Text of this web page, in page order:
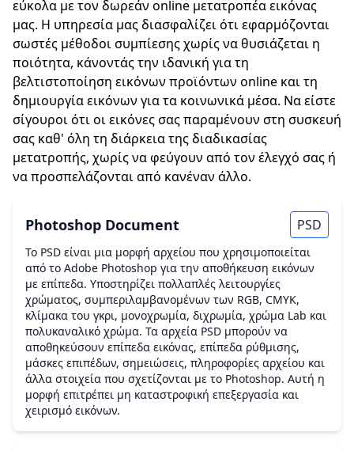
εύκολα με τον δωρεάν online μετατροπέα εικόνας
μας. Η υπηρεσία μας διασφαλίζει ότι εφαρμόζονται
σωστές μέθοδοι συμπίεσης χωρίς να θυσιάζεται η
ποιότητα, κάνοντάς την ιδανική για τη
βελτιστοποίηση εικόνων προϊόντων online και τη
δημιουργία εικόνων για τα κοινωνικά μέσα. Να είστε
σίγουροι ότι οι εικόνες σας παραμένουν στη συσκευή
σας καθ' όλη τη διάρκεια της διαδικασίας
μετατροπής, χωρίς να φεύγουν από τον έλεγχό σας ή
να προσπελάζονται από κανέναν άλλο.
Photoshop Document PSD
Το PSD είναι μια μορφή αρχείου που χρησιμοποιείται
από το Adobe Photoshop για την αποθήκευση εικόνων
με επίπεδα. Υποστηρίζει πολλαπλές λειτουργίες
χρώματος, συμπεριλαμβανομένων των RGB, CMYK,
κλίμακα του γκρι, μονοχρωμία, διχρωμία, χρώμα Lab και
πολυκαναλικό χρώμα. Τα αρχεία PSD μπορούν να
αποθηκεύσουν επίπεδα εικόνας, επίπεδα ρύθμισης,
μάσκες επιπέδων, σημειώσεις, πληροφορίες αρχείου και
άλλα στοιχεία που σχετίζονται με το Photoshop. Αυτή η
μορφή επιτρέπει μη καταστροφική επεξεργασία και
χειρισμό εικόνων.